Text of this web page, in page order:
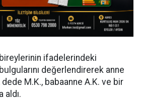
ifadelerindeki
değerlendirerek anne
dede M.K., babaanne A.K. ve bir
aldı.